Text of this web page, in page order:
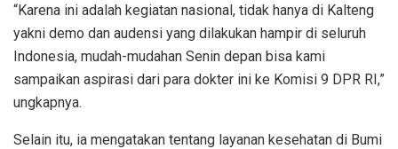
“Karena ini adalah kegiatan nasional, tidak hanya di Kalteng
yakni demo dan audensi yang dilakukan hampir di seluruh
Indonesia, mudah-mudahan Senin depan bisa kami
sampaikan aspirasi dari para dokter ini ke Komisi 9 DPR RI,”
ungkapnya.
Selain itu, ia mengatakan tentang layanan kesehatan di Bumi